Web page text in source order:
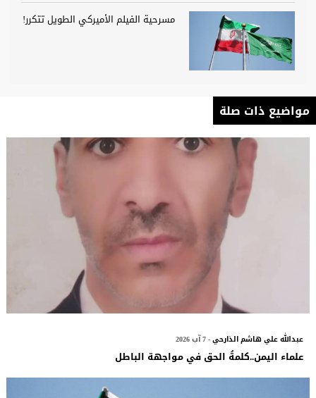
مسرحية الفيلم الأميركي الطويل تتكرر!
مواضيع ذات صلة
عبدالله علي هاشم الذارحي- 7 آب 2026
علماء اليمن..كلمةُ الحق في مواجهة الباطل